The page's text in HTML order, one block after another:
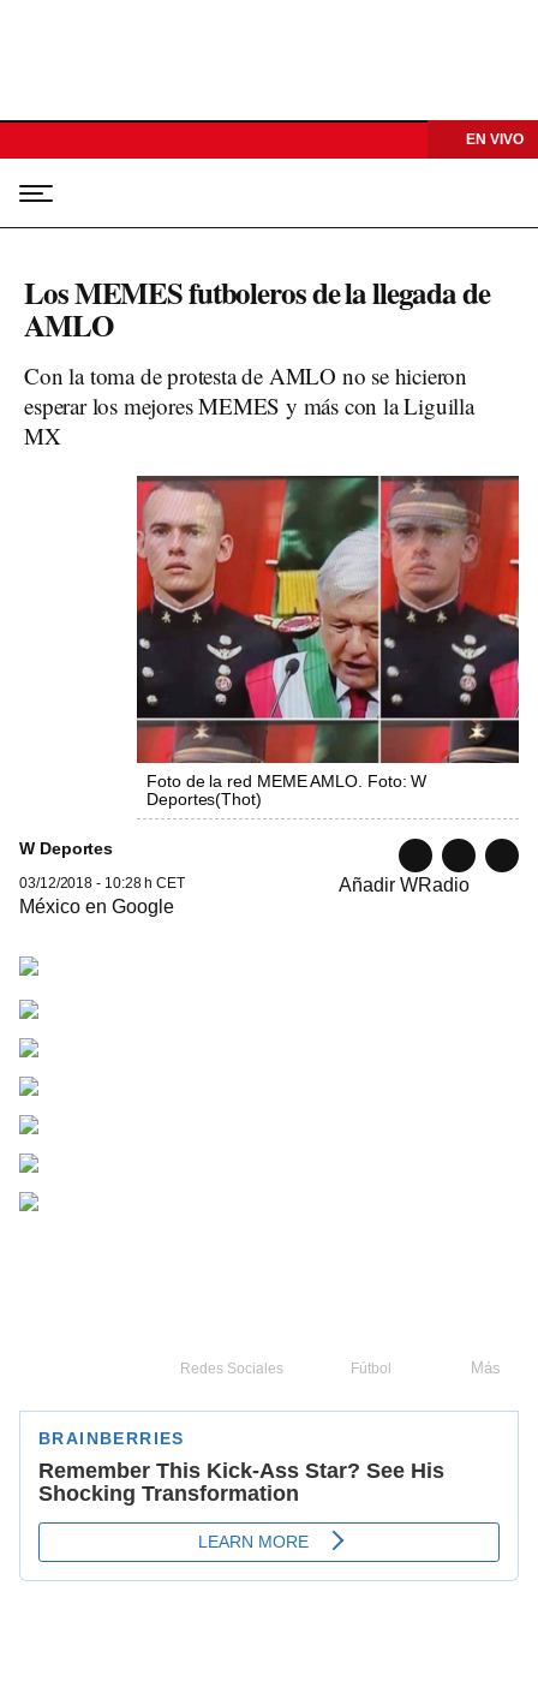
EN VIVO
Los MEMES futboleros de la llegada de
AMLO
Con la toma de protesta de AMLO no se hicieron
esperar los mejores MEMES y más con la Liguilla
MX
Foto de la red MEME AMLO. Foto: W
Deportes(Thot)
W Deportes
03/12/2018 - 10:28 h CET
Añadir WRadio
México en Google
Más
Redes Sociales Fútbol
Liga MX